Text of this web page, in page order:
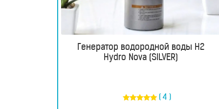
Генератор водородной воды H2
Hydro Nova (SILVER)
( 4 )